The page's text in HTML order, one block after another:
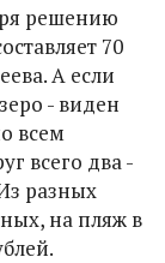
решению
70
А если
- виден
всем
всего два -
разных
на пляж в